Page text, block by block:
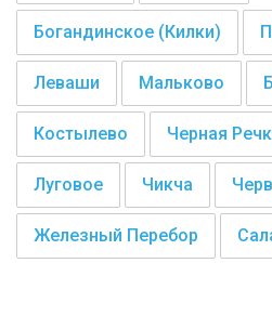
Богандинское (Килки)
Леваши Мальково
Костылево Черная
Луговое Чикча
Железный Перебор